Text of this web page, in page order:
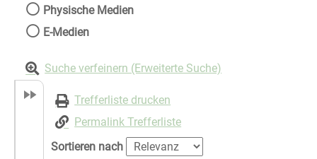
Physische Medien
E-Medien
Suche verfeinern (Erweiterte Suche)
Trefferliste drucken
Permalink Trefferliste
Sortieren nach